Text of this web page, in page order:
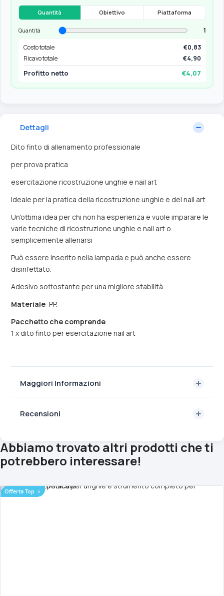
Quantità Obiettivo Piattaforma
Quantità
1
Costo totale
€0,83
Ricavo totale
€4,90
Profitto netto €4,07
Dettagli
Dito finto di allenamento professionale
per prova pratica
esercitazione ricostruzione unghie e nail art
Ideale per la pratica della ricostruzione unghie e del nail art
Un'ottima idea per chi non ha esperienza e vuole imparare le
varie tecniche di ricostruzione unghie e nail art o
semplicemente allenarsi
Può essere inserito nella lampada e può anche essere
disinfettato.
Adesivo sottostante per una migliore stabilità
Materiale: PP.
Pacchetto che comprende
1 x dito finto per esercitazione nail art
Maggiori Informazioni
Recensioni
Abbiamo trovato altri prodotti che ti
potrebbero interessare!
Offerta Top ⭐